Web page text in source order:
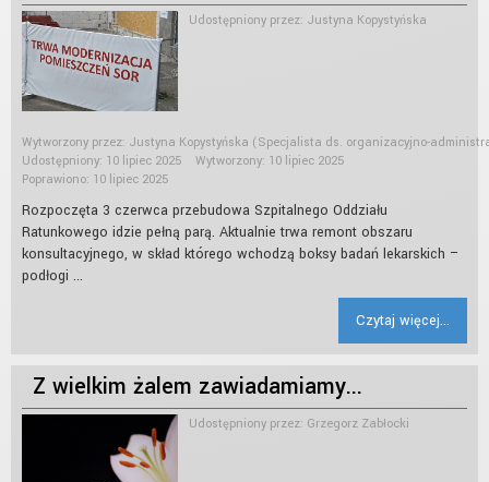
Udostępniony przez: Justyna Kopystyńska
Wytworzony przez: Justyna Kopystyńska (Specjalista ds. organizacyjno-
Udostępniony: 10 lipiec 2025
Wytworzony: 10 lipiec 2025
Poprawiono: 10 lipiec 2025
Rozpoczęta 3 czerwca przebudowa Szpitalnego Oddziału
Ratunkowego idzie pełną parą. Aktualnie trwa remont obszaru
konsultacyjnego, w skład którego wchodzą boksy badań lekarskich –
podłogi ...
Czytaj więcej...
Z wielkim żalem zawiadamiamy...
Udostępniony przez: Grzegorz Zabłocki